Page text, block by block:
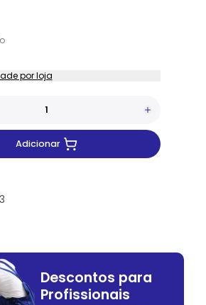
por loja
Adicionar
Descontos para
Profissionais